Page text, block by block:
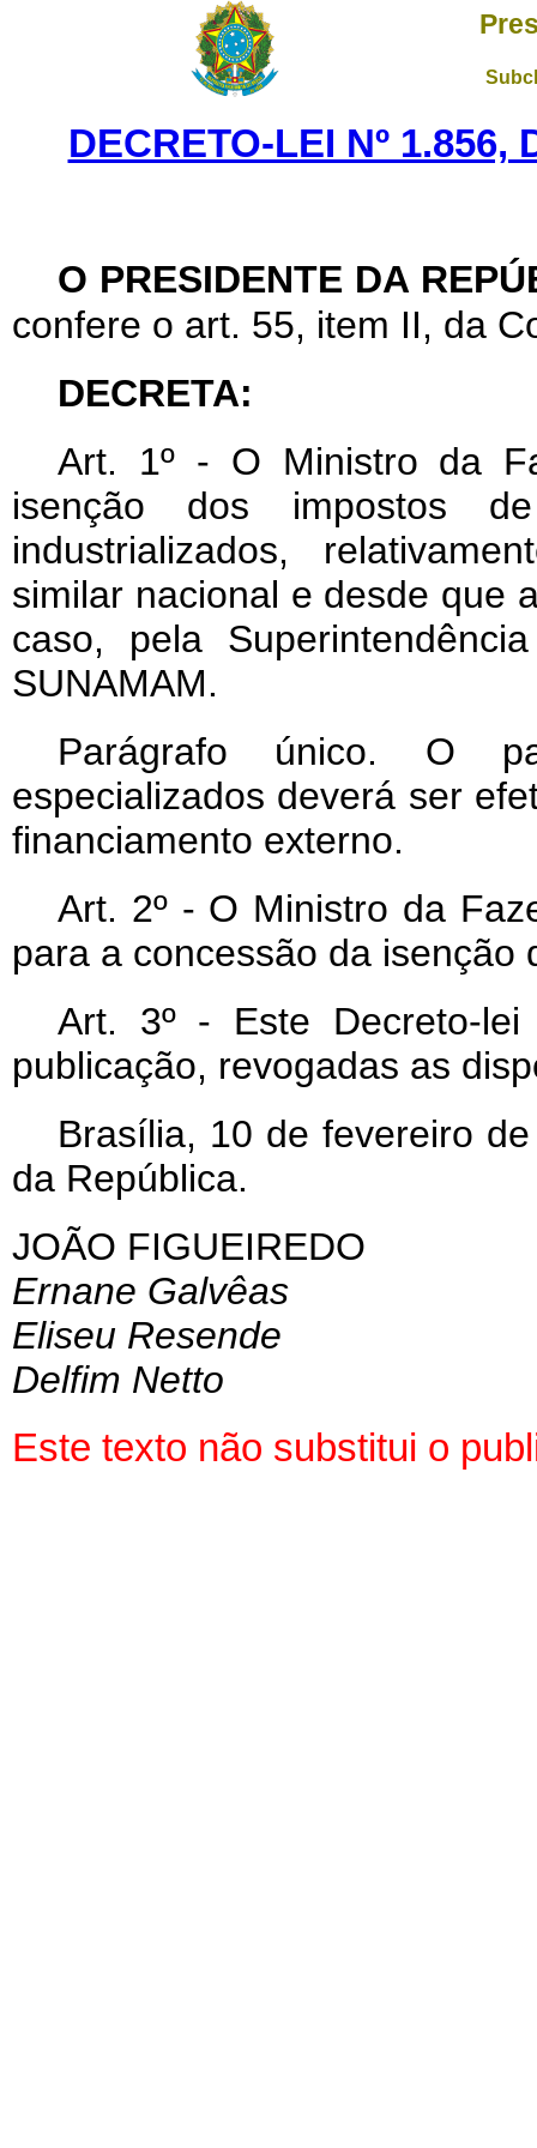
DECRETO-LEI Nº 1.856,
O PRESIDENTE DA
confere o art. 55, item II, da
DECRETA:
Art. 1º - O Ministro da
isenção dos impostos
industrializados,
similar nacional e desde que
caso, pela
SUNAMAM.
Parágrafo único. O
especializados deverá ser
financiamento externo.
Art. 2º - O Ministro da
para a concessão da isenção
Art. 3º - Este Decreto-
publicação, revogadas as
Brasília, 10 de fevereiro
da República.
JOÃO FIGUEIREDO
Ernane Galvêas
Eliseu Resende
Delfim Netto
Este texto não substitui o